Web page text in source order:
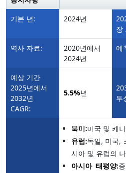
기본 년:
2024년
장
역사 자료:
2020년에서
2024년
예
예상 기간
2025년에서
2032년
CAGR:
5.5%년
투
북미:미국 및 캐
유럽:독일, 미국,
시아 및 유럽의
아시아 태평양: